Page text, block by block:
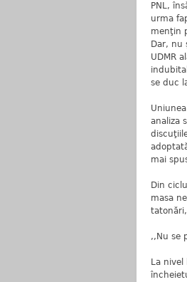
PNL,
urma
menţin
Dar, nu
UDMR
se duc
analiza
mai
Din
masa
,,Nu se
La